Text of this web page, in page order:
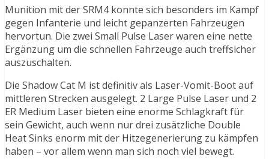
Munition mit der SRM4 konnte sich besonders im Kampf
gegen Infanterie und leicht gepanzerten Fahrzeugen
hervortun. Die zwei Small Pulse Laser waren eine nette
Ergänzung um die schnellen Fahrzeuge auch treffsicher
auszuschalten.
Die Shadow Cat M ist definitiv als Laser-Vomit-Boot auf
mittleren Strecken ausgelegt. 2 Large Pulse Laser und 2
ER Medium Laser bieten eine enorme Schlagkraft für
sein Gewicht, auch wenn nur drei zusätzliche Double
Heat Sinks enorm mit der Hitzegenerierung zu kämpfen
haben – vor allem wenn man sich noch viel bewegt.